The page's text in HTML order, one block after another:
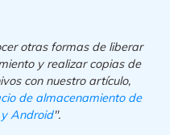
otras formas de liberar
y realizar copias de
con nuestro artículo,
de almacenamiento de
Android".